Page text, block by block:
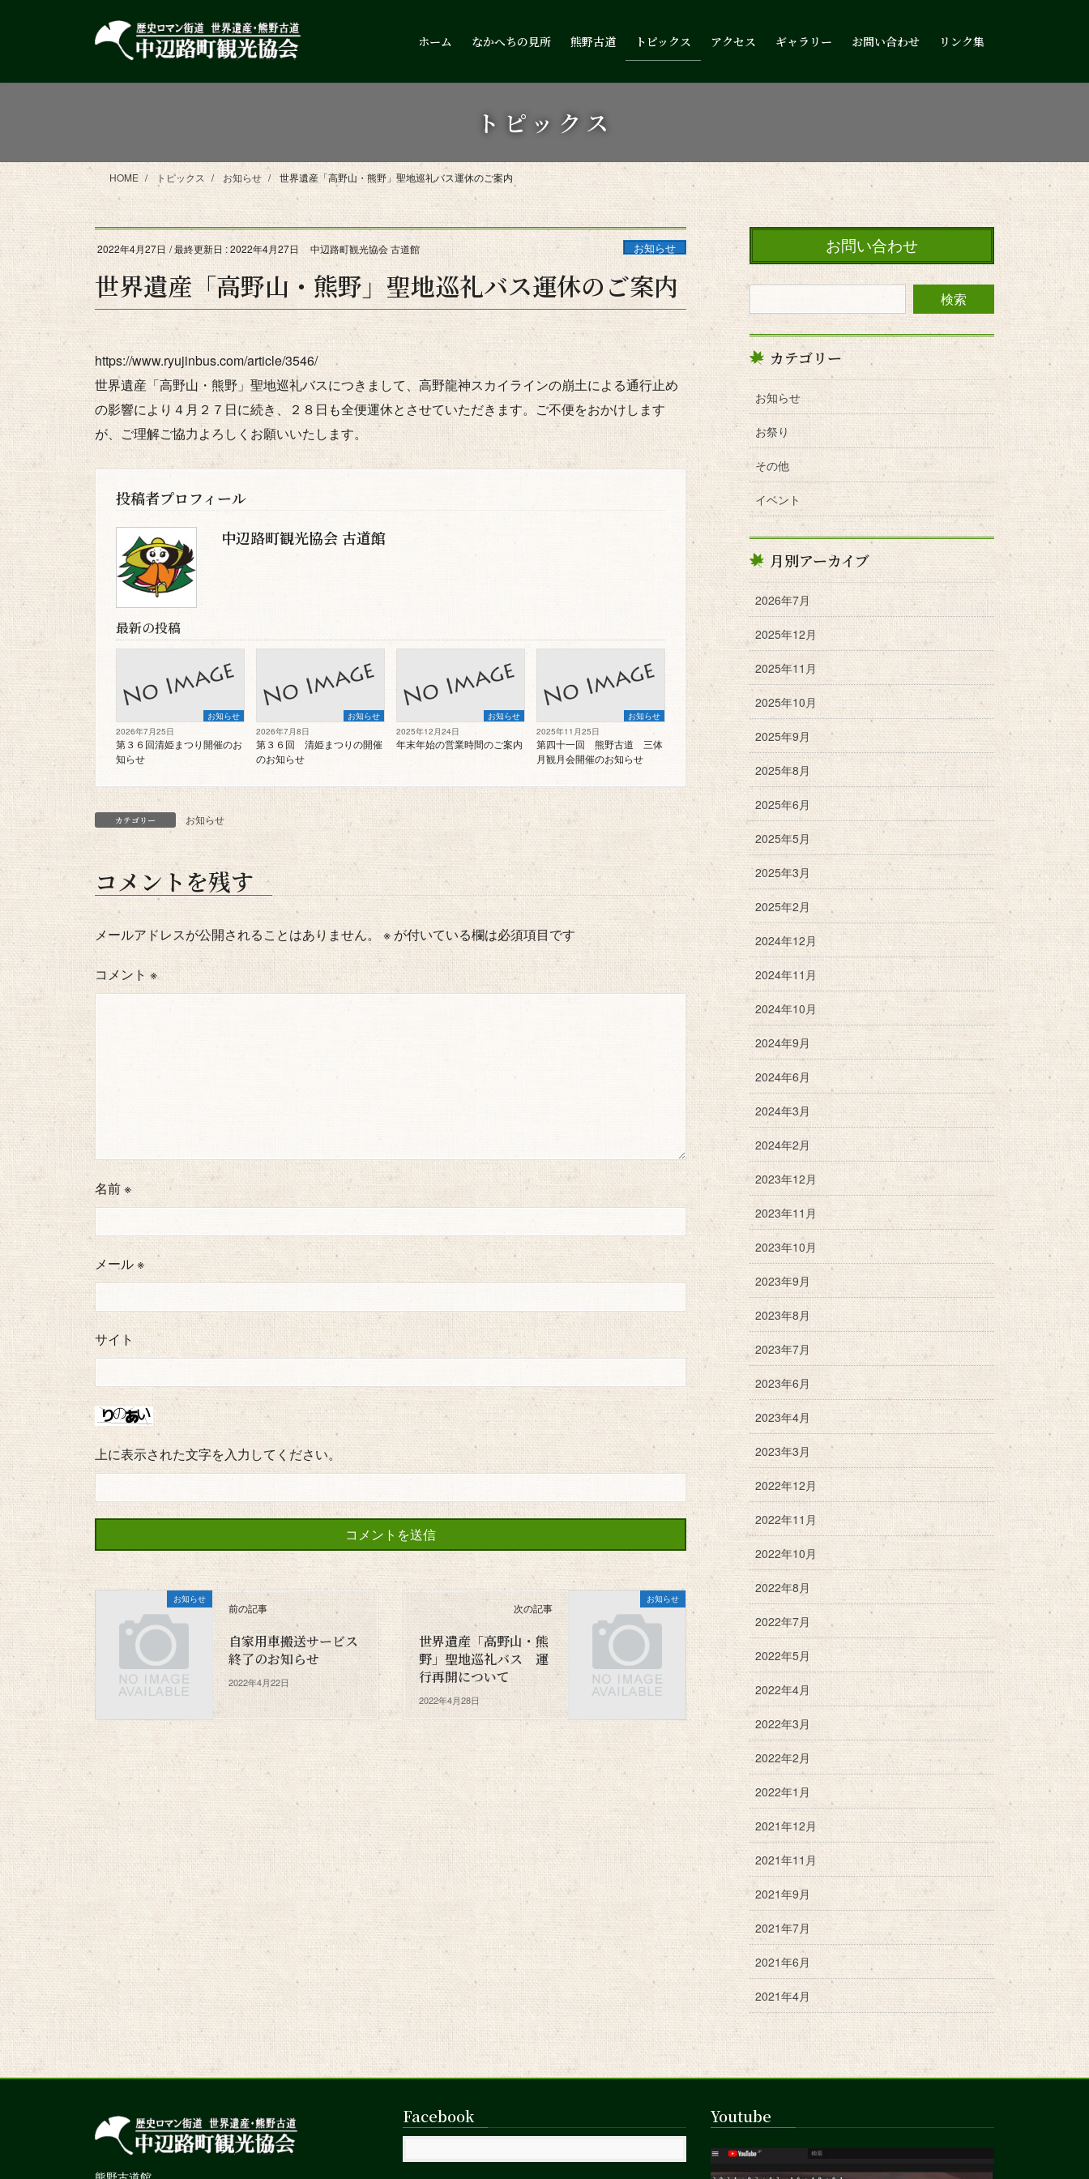
ツ
シ
移
ホーム なかへちの見所 熊野古道 トピックス アクセス ギャラリー お問い合わせ リンク集
トピックス
HOME トピックス お知らせ 世界遺産「高野山・熊野」聖地巡礼バス運休のご案内
2022年4月27日 / 最終更新日 :2022年4月27日 中辺路町観光協会 古道館 お知らせ
世界遺産「高野山・熊野」聖地巡礼バス運休のご案内
https://www.ryujinbus.com/article/3546/
世界遺産「高野山・熊野」聖地巡礼バスにつきまして、高野龍神スカイラインの崩土による通行止め
の影響により４月２７日に続き、２８日も全便運休とさせていただきます。ご不便をおかけします
が、ご理解ご協力よろしくお願いいたします。
投稿者プロフィール
中辺路町観光協会 古道館
最新の投稿
お知らせ
2026年7月25日
第３６回清姫まつり開催のお
知らせ
お知らせ
2026年7月8日
第３６回 清姫まつりの開催
のお知らせ
お知らせ
2025年12月24日
年末年始の営業時間のご案内
お知らせ
2025年11月25日
第四十一回 熊野古道 三体
月観月会開催のお知らせ
カテゴリー お知らせ
コメントを残す
メールアドレスが公開されることはありません。 ※ が付いている欄は必須項目です
コメント ※
名前※
メール※
サイト
上に表示された文字を入力してください。
お知らせ
前の記事
自家用車搬送サービス
終了のお知らせ
2022年4月22日
お知らせ
次の記事
世界遺産「高野山・熊
野」聖地巡礼バス 運
行再開について
2022年4月28日
お問い合わせ
カテゴリー
お知らせ
お祭り
その他
イベント
月別アーカイブ
2026年7月
2025年12月
2025年11月
2025年10月
2025年9月
2025年8月
2025年6月
2025年5月
2025年3月
2025年2月
2024年12月
2024年11月
2024年10月
2024年9月
2024年6月
2024年3月
2024年2月
2023年12月
2023年11月
2023年10月
2023年9月
2023年8月
2023年7月
2023年6月
2023年4月
2023年3月
2022年12月
2022年11月
2022年10月
2022年8月
2022年7月
2022年5月
2022年4月
2022年3月
2022年2月
2022年1月
2021年12月
2021年11月
2021年9月
2021年7月
2021年6月
2021年4月
Facebook Youtube